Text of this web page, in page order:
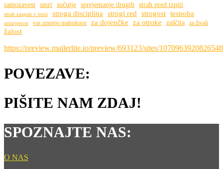
samozavest smrt sočutje sprejemanje drugih strah pred izpiti
strah zaspati v temi stroga disciplina strogi red strogost tesnoba
umirjenost vas zmotijo malenkosti za dojenčke za otroke zaščita za živali
žalost
https://preview.mailerlite.io/preview/693123/sites/
POVEZAVE:
PIŠITE NAM ZDAJ!
SPOZNAJTE NAS:
O NAS